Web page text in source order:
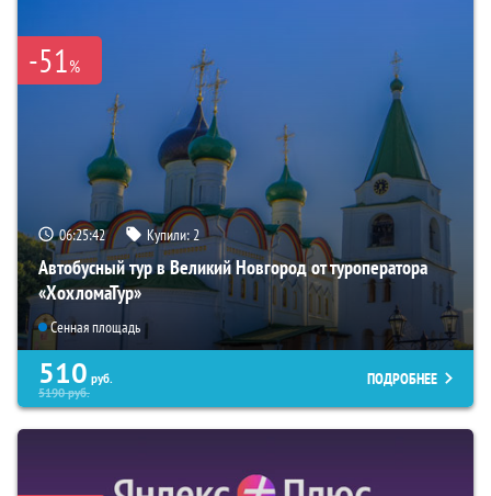
-51%
06:25:41 Купили:2
Автобусный тур в Великий Новгород от туроператора
«ХохломаТур»
Сенная площадь
510 руб.
5190руб.
ПОДРОБНЕЕ